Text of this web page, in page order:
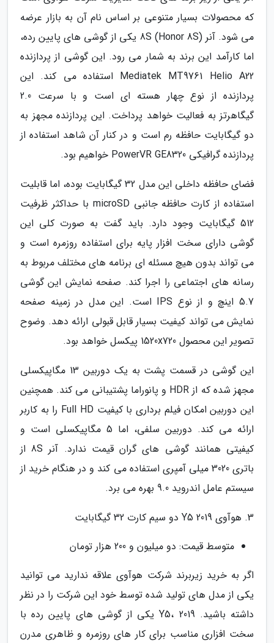
که محصولات بسیار متنوعی بر اساس نام آن به بازار عرضه
می شود. آنر 8S (Honor 8S) یکی از گوشی های پایین رده،
اما کارآمد این برند به شمار می رود. این گوشی از پردازنده
Mediatek MT9761 Helio A22 استفاده می کند. این
پردازنده از نوع چهار هسته ای است و با سرعت 2.0
گیگاهرتز به فعالیت خواهد پرداخت. این پردازنده مجهز به
دو گیگابایت حافظه رم است و در کنار آن شاهد استفاده از
پردازنده گرافیکی PowerVR GE8320 خواهیم بود.
فضای حافظه داخلی این مدل 32 گیگابایت بوده، اما قابلیت
استفاده از کارت حافظه جانبی microSD با حداکثر ظرفیت
512 گیگابایت وجود دارد. باید گفت به صورت کلی این
گوشی دارای سخت افزار پایه برای استفاده روزمره است و
می تواند بدون هیچ مسئله ای برنامه های مختلف مربوط به
رسانه های اجتماعی را اجرا کند. صفحه نمایش این گوشی
5.7 اینچ و از نوع IPS است. این مدل در زمینه صفحه
نمایش می تواند کیفیت بسیار قابل قبولی ارائه دهد. وضوح
تصویر این محصول 1520x720 پیکسل خواهد بود.
این گوشی در قسمت پشت به یک دوربین 13 مگاپیکسلی
مجهز شده که از HDR و پانوراما پشتیبانی می کند. همچنین
این دوربین امکان فیلم برداری با کیفیت Full HD را به کاربر
ارائه می کند. دوربین سلفی، اما 5 مگاپیکسلی است و
کیفیتی همانند گوشی های گران قیمت ندارد. آنر 8S از
باتری 3020 میلی آمپری استفاده می کند و در هنگام خرید از
سیستم عامل اندروید 9.0 بهره می برد.
3. هوآوی Y5 2019 دو سیم کارت 32 گیگابایت
متوسط قیمت: دو میلیون و 200 هزار تومان
اگر به خرید زیربرند شرکت هوآوی علاقه ندارید می توانید
یکی از مدل های تولید شده توسط خود این شرکت را در نظر
داشته باشید. Y5، 2019 یکی از گوشی های پایین رده با
سخت افزاری مناسب برای کار های روزمره و ظاهری مدرن